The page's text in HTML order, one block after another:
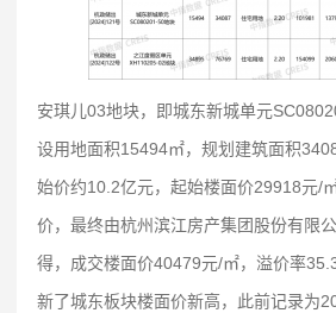
安琪儿03地块，即城东新城单元
设用地面积15494㎡，规划建筑面积
始价约10.2亿元，起始楼面价29918元/
价，最终由杭州滨江房产集团股份有限
得，成交楼面价40479元/㎡，溢价率
新了城东板块楼面价新高，此前记录为